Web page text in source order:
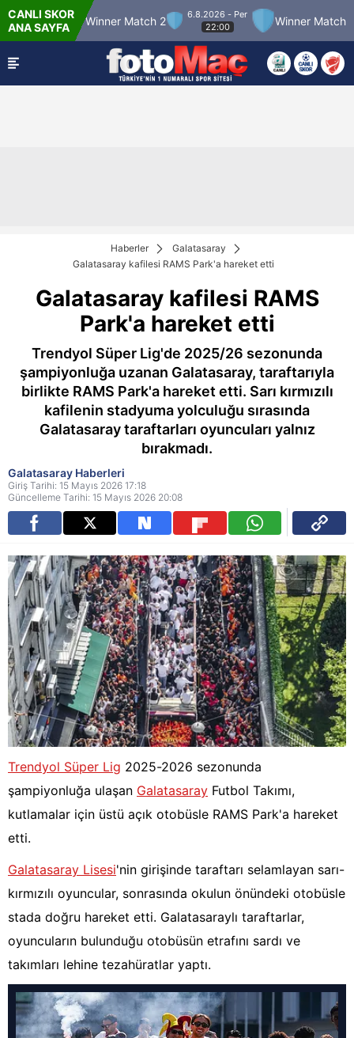
CANLI SKOR
ANA SAYFA
12 Winner Match 2
6.8.2026 - Per
22:00
Winner Match 3
Haberler
Galatasaray
Galatasaray kafilesi RAMS Park'a hareket etti
Galatasaray kafilesi RAMS
Park'a hareket etti
Trendyol Süper Lig'de 2025/26 sezonunda
şampiyonluğa uzanan Galatasaray, taraftarıyla
birlikte RAMS Park'a hareket etti. Sarı kırmızılı
kafilenin stadyuma yolculuğu sırasında
Galatasaray taraftarları oyuncuları yalnız
bırakmadı.
Galatasaray Haberleri
Giriş Tarihi: 15 Mayıs 2026 17:18
Güncelleme Tarihi: 15 Mayıs 2026 20:08
Trendyol Süper Lig 2025-2026 sezonunda
şampiyonluğa ulaşan Galatasaray Futbol Takımı,
kutlamalar için üstü açık otobüsle RAMS Park'a hareket
etti.
Galatasaray Lisesi'nin girişinde taraftarı selamlayan sarı-
kırmızılı oyuncular, sonrasında okulun önündeki otobüsle
stada doğru hareket etti. Galatasaraylı taraftarlar,
oyuncuların bulunduğu otobüsün etrafını sardı ve
takımları lehine tezahüratlar yaptı.